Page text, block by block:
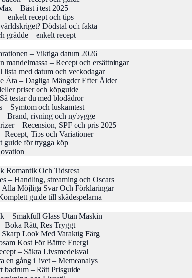
– Bäst i test 2025
enkelt recept och tips
Dödstal och fakta
grädde – enkelt recept
– Viktiga datum 2026
mandelmassa – Recept och ersättningar
med datum och veckodagar
Äta – Dagliga Mängder Efter Ålder
priser och köpguide
testar du med blodådror
– Symtom och luskamtest
Brand, rivning och nybygge
– Recension, SPF och pris 2025
Tips och Variationer
guide för trygga köp
Romantik Och Tidsresa
– Handling, streaming och Oscars
Alla Möjliga Svar Och Förklaringar
guide till skådespelarna
– Smakfull Glass Utan Maskin
Boka Rätt, Res Tryggt
Look Med Varaktig Färg
Kost För Bättre Energi
– Säkra Livsmedelsval
en gång i livet – Memeanalys
badrum – Rätt Prisguide